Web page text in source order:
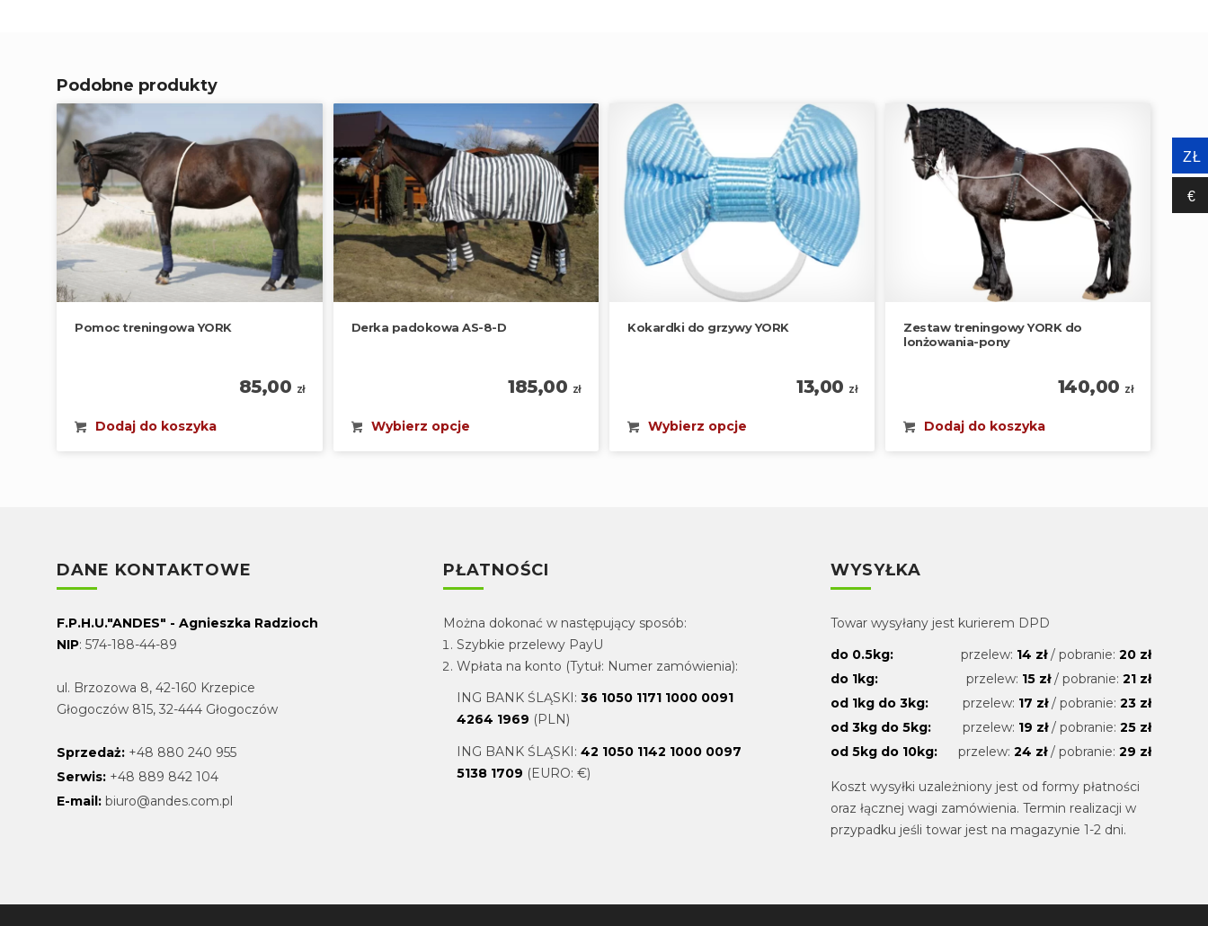
Podobne produkty
Pomoc treningowa YORK
85,00 zł
Dodaj do koszyka
Derka padokowa AS-8-D
185,00 zł
Wybierz opcje
Kokardki do grzywy YORK
13,00 zł
Wybierz opcje
Zestaw treningowy YORK do
lonżowania-pony
140,00 zł
Dodaj do koszyka
DANE KONTAKTOWE
F.P.H.U."ANDES" - Agnieszka Radzioch
NIP: 574-188-44-89
ul. Brzozowa 8, 42-160 Krzepice
Głogoczów 815, 32-444 Głogoczów
Sprzedaż: +48 880 240 955
Serwis: +48 889 842 104
E-mail: biuro@andes.com.pl
PŁATNOŚCI
Można dokonać w następujący sposób:
Szybkie przelewy PayU
Wpłata na konto (Tytuł: Numer zamówienia):
ING BANK ŚLĄSKI:36 1050 1171 1000 0091
4264 1969 (PLN)
ING BANK ŚLĄSKI:42 1050 1142 1000 0097
5138 1709 (EURO: €)
WYSYŁKA
Towar wysyłany jest kurierem DPD
do 0.5kg:
przelew: 14 zł/ pobranie: 20 zł
do 1kg:
przelew: 15 zł/ pobranie: 21 zł
od 1kg do 3kg:
przelew: 17 zł/ pobranie: 23 zł
od 3kg do 5kg:
przelew: 19 zł/ pobranie: 25 zł
od 5kg do 10kg:
przelew: 24 zł/ pobranie: 29 zł
Koszt wysyłki uzależniony jest od formy płatności
oraz łącznej wagi zamówienia. Termin realizacji w
przypadku jeśli towar jest na magazynie 1-2 dni.
ZŁ
€‎